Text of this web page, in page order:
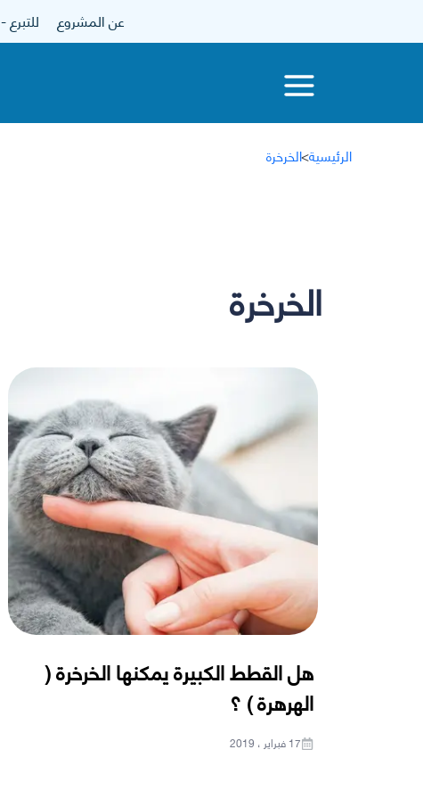
عن المشروع للتبرع - donate
الرئيسية>الخرخرة
الخرخرة
هل القطط الكبيرة يمكنها الخرخرة (
الهرهرة ) ؟
17 فبراير ، 2019